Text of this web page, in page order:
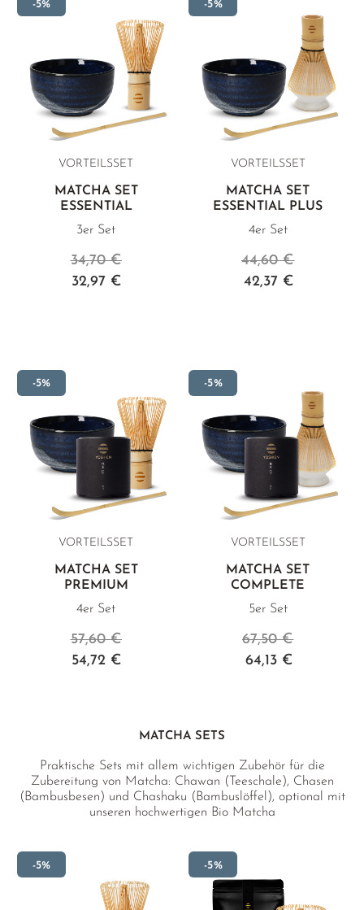
-5%
VORTEILSSET
MATCHA SET
ESSENTIAL
3er Set
32,97 €
34,70 €
-5%
VORTEILSSET
MATCHA SET
ESSENTIAL PLUS
4er Set
42,37 €
44,60 €
-5%
VORTEILSSET
MATCHA SET
PREMIUM
4er Set
54,72 €
57,60 €
-5%
VORTEILSSET
MATCHA SET
COMPLETE
5er Set
64,13 €
67,50 €
MATCHA SETS
Praktische Sets mit allem wichtigen Zubehör für die
Zubereitung von Matcha: Chawan (Teeschale), Chasen
(Bambusbesen) und Chashaku (Bambuslöffel), optional mit
unseren hochwertigen Bio Matcha
-5% -5%